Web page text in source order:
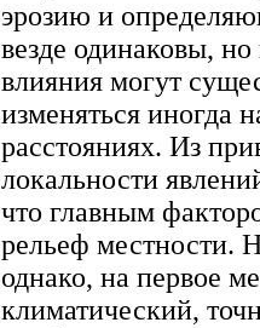
эрозию и
везде одинаковы,
влияния могут
изменяться иногда
расстояниях. Из
локальности
что главным
рельеф местности.
однако, на первое
климатический,